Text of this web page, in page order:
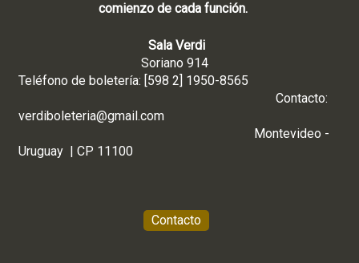
comienzo de cada función.
Sala Verdi
Soriano 914
Teléfono de boletería: [598 2] 1950-8565
Contacto:
verdiboleteria@gmail.com
Montevideo -
Uruguay | CP 11100
Contacto